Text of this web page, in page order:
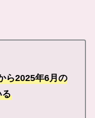
ら2025年6月の
る